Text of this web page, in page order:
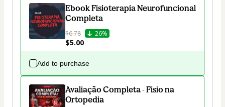
Ebook Fisioterapia Neurofuncional
Completa
$6.78 26%
$5.00
Add to purchase
Avaliação Completa - Fisio na
Ortopedia